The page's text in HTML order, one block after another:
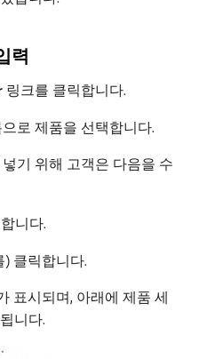
력
링크를 클릭합니다.
로 제품을 선택합니다.
넣기 위해 고객은 다음을 수
니다.
) 클릭합니다.
표시되며, 아래에 제품 세
니다.